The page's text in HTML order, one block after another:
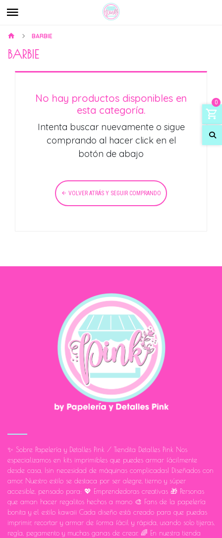
0
BARBIE
BARBIE
No hay productos disponibles en
esta categoría.
Intenta buscar nuevamente o sigue
comprando al hacer click en el
botón de abajo
VOLVER ATRÁS Y SEGUIR COMPRANDO
✨ Sobre Papelería y Detalles Pink / Tiendita Detalles Pink Nos
especializamos en kits imprimibles que puedes armar fácilmente
desde casa, ¡sin necesidad de máquinas complicadas! Diseñados con
amor. Nuestro estilo se destaca por ser alegre, tierno y súper
accesible, pensado para: 💖 Emprendedoras creativas 🎁 Personas
que aman hacer regalitos hechos a mano 🎨 Fans de la papelería
bonita y el estilo kawaii Cada diseño está creado para que puedas
imprimir, recortar y armar de forma fácil y rápida, usando solo tijeras,
regla, pegamento y muchas ganas de crear. 🌈 En nuestra tienda